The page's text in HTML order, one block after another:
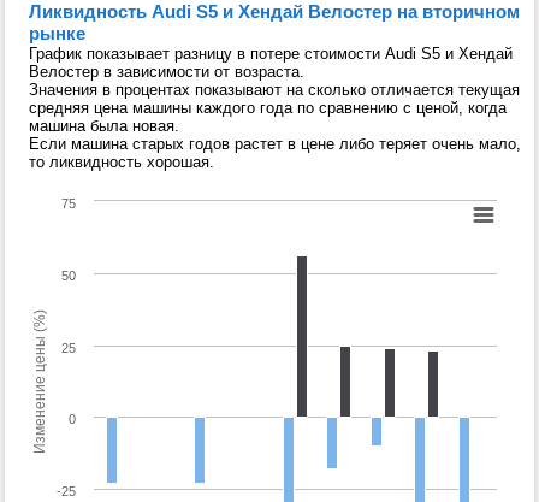
Ликвидность Audi S5 и Хендай Велостер на вторичном
рынке
График показывает разницу в потере стоимости Audi S5 и Хендай
Велостер в зависимости от возраста.
Значения в процентах показывают на сколько отличается текущая
средняя цена машины каждого года по сравнению с ценой, когда
машина была новая.
Если машина старых годов растет в цене либо теряет очень мало,
то ликвидность хорошая.
Изменение цены (%) 0
-25
25
50
75